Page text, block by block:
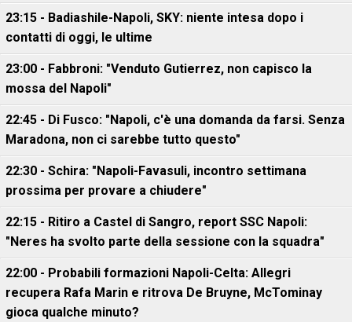
23:15 - Badiashile-Napoli, SKY: niente intesa dopo i
contatti di oggi, le ultime
23:00 - Fabbroni: "Venduto Gutierrez, non capisco la
mossa del Napoli"
22:45 - Di Fusco: "Napoli, c'è una domanda da farsi. Senza
Maradona, non ci sarebbe tutto questo"
22:30 - Schira: "Napoli-Favasuli, incontro settimana
prossima per provare a chiudere"
22:15 - Ritiro a Castel di Sangro, report SSC Napoli:
"Neres ha svolto parte della sessione con la squadra"
22:00 - Probabili formazioni Napoli-Celta: Allegri
recupera Rafa Marin e ritrova De Bruyne, McTominay
gioca qualche minuto?